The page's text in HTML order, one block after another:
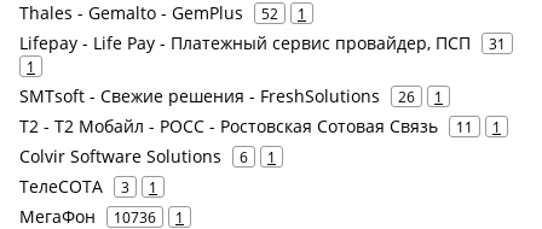
Thales - Gemalto - GemPlus 52 1
Lifepay - Life Pay - Платежный сервис провайдер, ПСП
31
1
SMTsoft - Свежие решения - FreshSolutions 26 1
Т2 - Т2 Мобайл - РОСС - Ростовская Сотовая Связь 11 1
Colvir Software Solutions 6 1
ТелеСОТА 3 1
МегаФон 10736 1